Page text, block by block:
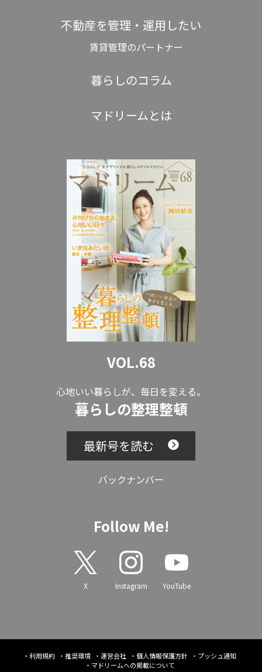
不動産を管理・運用したい
賃貸管理のパートナー
暮らしのコラム
マドリームとは
VOL.68
心地いい暮らしが、毎日を変える。
暮らしの整理整頓
最新号を読む
バックナンバー
Follow Me!
X Instagram YouTube
利用規約 推奨環境 運営会社 個人情報保護方針
プッシュ通知
マドリームへの掲載について